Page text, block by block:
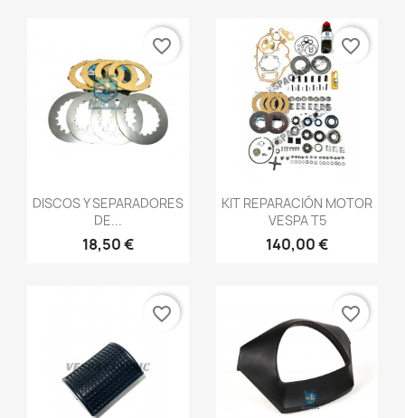
Vista rápida
DISCOS Y SEPARADORES
DE...
18,50 €
favorite_border
Vista rápida
KIT REPARACIÓN MOTOR
VESPA T5
140,00 €
favorite_border
favorite_border favorite_border